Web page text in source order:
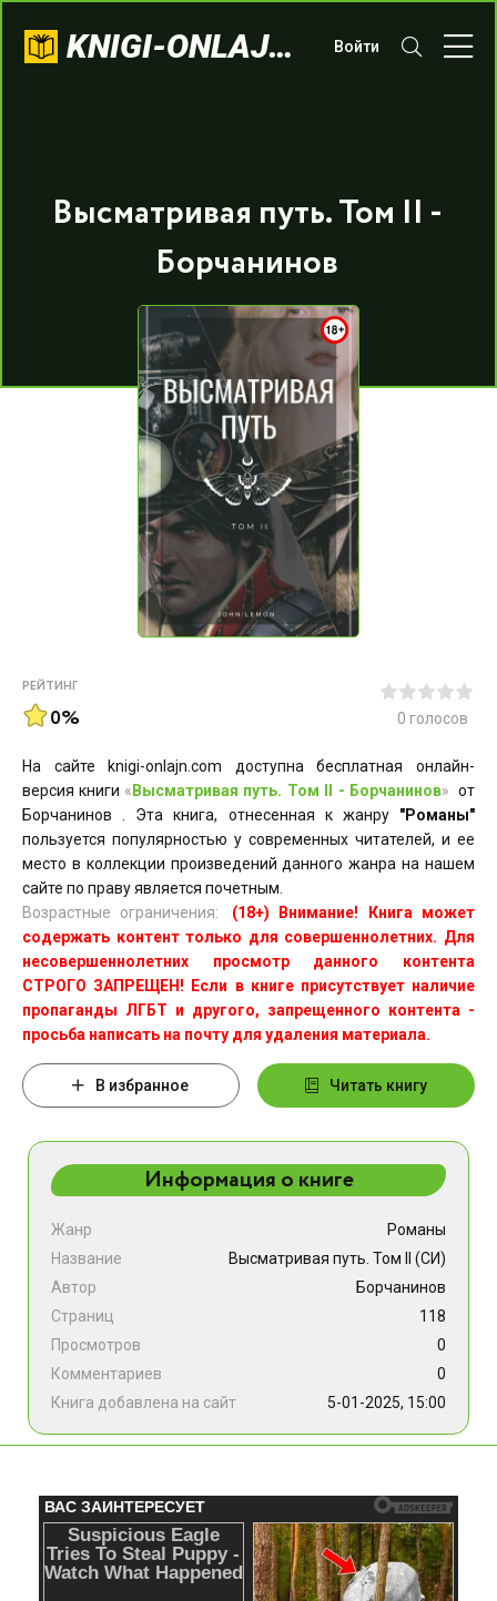
KNIGI-ONLAJN.COM Войти
Высматривая путь. Том II -
Борчанинов
РЕЙТИНГ
0% 0 голосов
На сайте knigi-onlajn.com доступна бесплатная онлайн-
версия книги « Высматривая путь. Том II - Борчанинов» от
Борчанинов . Эта книга, отнесенная к жанру "Романы"
пользуется популярностью у современных читателей, и ее
место в коллекции произведений данного жанра на нашем
сайте по праву является почетным.
Возрастные ограничения:
(18+) Внимание! Книга может
содержать контент только для совершеннолетних. Для
несовершеннолетних просмотр данного контента
СТРОГО ЗАПРЕЩЕН! Если в книге присутствует наличие
пропаганды ЛГБТ и другого, запрещенного контента -
просьба написать на почту для удаления материала.
В избранное Читать книгу
Информация о книге
Жанр
Романы
Название
Высматривая путь. Том II (СИ)
Автор
Борчанинов
Страниц
118
Просмотров
0
Комментариев
0
Книга добавлена на сайт
5-01-2025, 15:00